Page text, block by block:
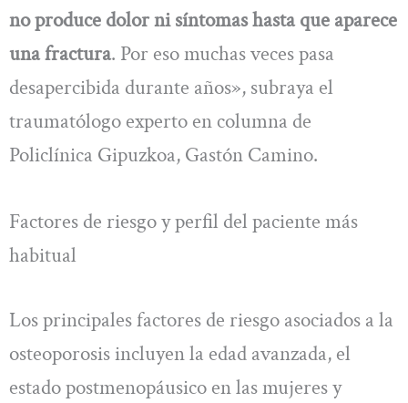
no produce dolor ni síntomas hasta que aparece
una fractura. Por eso muchas veces pasa
desapercibida durante años», subraya el
traumatólogo experto en columna de
Policlínica Gipuzkoa, Gastón Camino.
Factores de riesgo y perfil del paciente más
habitual
Los principales factores de riesgo asociados a la
osteoporosis incluyen la edad avanzada, el
estado postmenopáusico en las mujeres y